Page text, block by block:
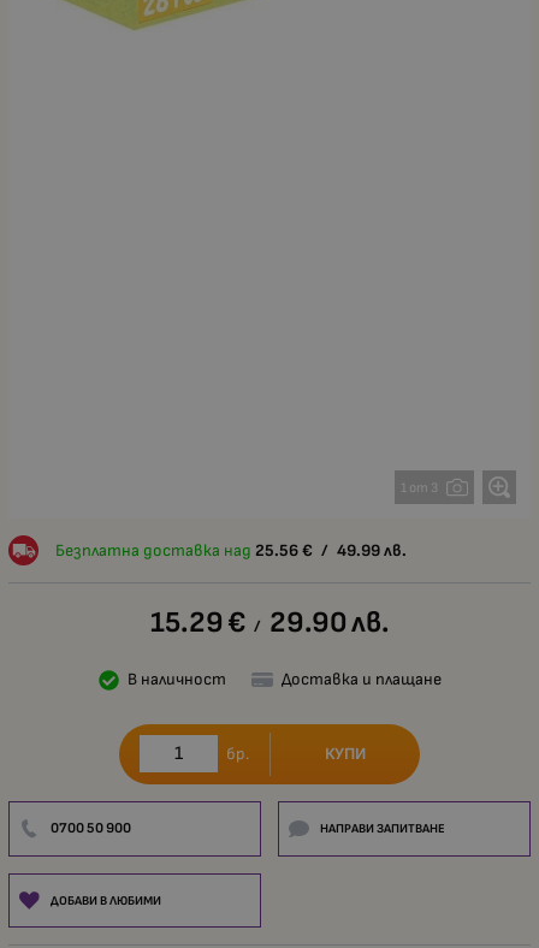
1 от 3
Безплатна доставка над 25.56 € / 49.99 лв.
15.29 € / 29.90лв.
В наличност Доставка и плащане
бр. КУПИ
0700 50 900 НАПРАВИ ЗАПИТВАНЕ
ДОБАВИ В ЛЮБИМИ